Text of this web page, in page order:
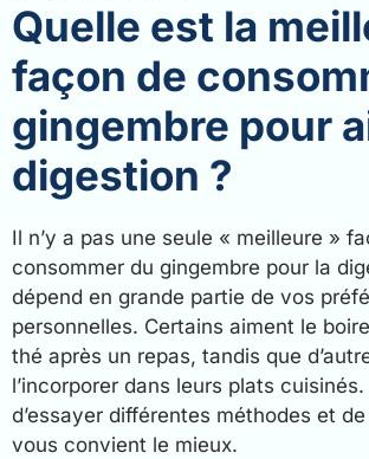
Quelle est la
façon de
gingembre pour
digestion ?
Il n’y a pas une seule « meilleure »
consommer du gingembre pour la
dépend en grande partie de vos
personnelles. Certains aiment le
thé après un repas, tandis que
l’incorporer dans leurs plats cuisinés.
d’essayer différentes méthodes et
vous convient le mieux.